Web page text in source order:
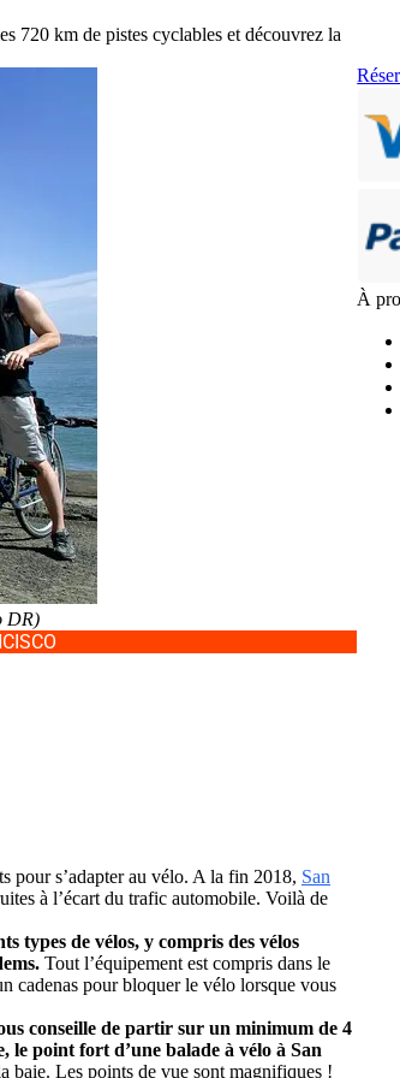
720 km de pistes cyclables et découvrez la
DR)
pour s’adapter au vélo. A la fin 2018, San
à l’écart du trafic automobile. Voilà de
types de vélos, y compris des vélos
Tout l’équipement est compris dans le
cadenas pour bloquer le vélo lorsque vous
conseille de partir sur un minimum de 4
point fort d’une balade à vélo à San
baie. Les points de vue sont magnifiques !
À